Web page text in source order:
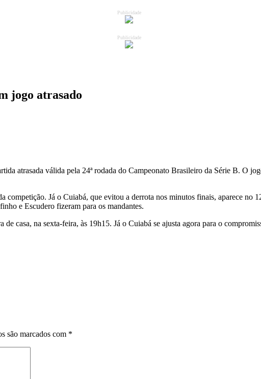
Publicidade
Publicidade
jogo atrasado
atrasada válida pela 24ª rodada do Campeonato Brasileiro da Série B. O
competição. Já o Cuiabá, que evitou a derrota nos minutos finais, aparece no
e Escudero fizeram para os mandantes.
casa, na sexta-feira, às 19h15. Já o Cuiabá se ajusta agora para o
são marcados com *